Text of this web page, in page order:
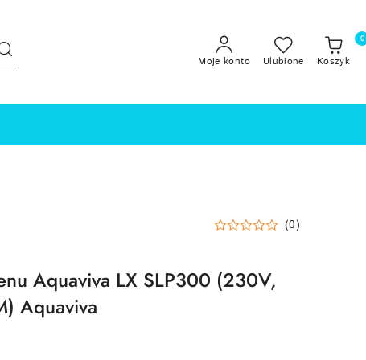
Moje konto Ulubione Koszyk
0
(0)
Aquaviva LX SLP300 (230V,
Aquaviva